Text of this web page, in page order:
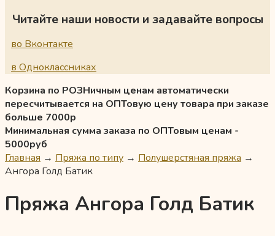
Читайте наши новости и задавайте вопросы
во Вконтакте
в Одноклассниках
Корзина по РОЗНичным ценам автоматически
пересчитывается на ОПТовую цену товара при заказе
больше 7000р
Минимальная сумма заказа по ОПТовым ценам -
5000руб
Главная → Пряжа по типу → Полушерстяная пряжа →
Ангора Голд Батик
Пряжа Ангора Голд Батик